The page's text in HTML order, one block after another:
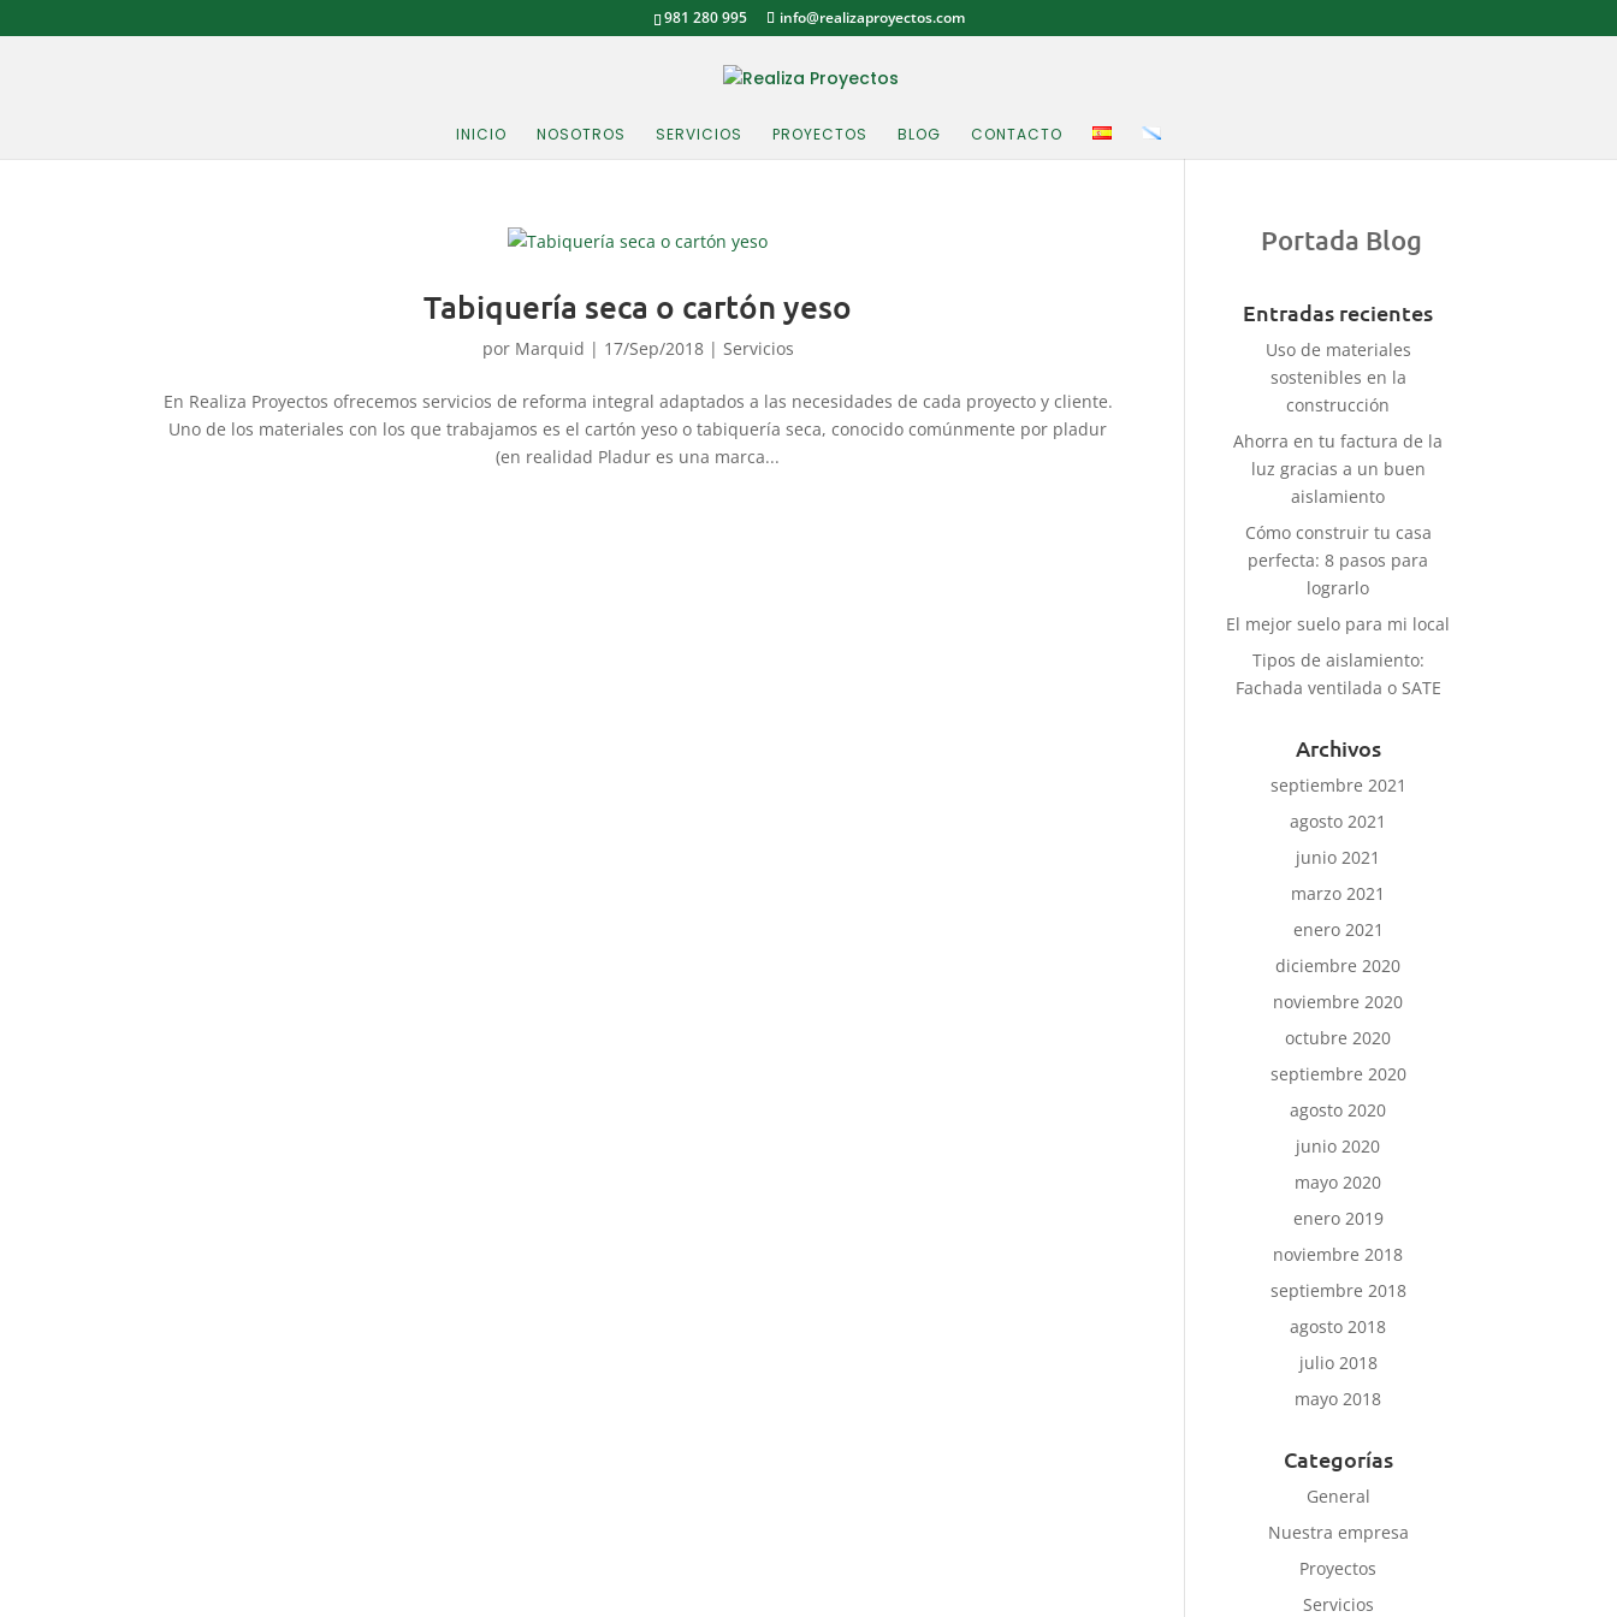
981 280 995 info@realizaproyectos.com
INICIO NOSOTROS SERVICIOS PROYECTOS BLOG CONTACTO
Tabiquería seca o cartón yeso
por Marquid | 17/Sep/2018| Servicios
En Realiza Proyectos ofrecemos servicios de reforma integral adaptados a las necesidades de cada proyecto y cliente.
Uno de los materiales con los que trabajamos es el cartón yeso o tabiquería seca, conocido comúnmente por pladur
(en realidad Pladur es una marca...
Portada Blog
Entradas recientes
Uso de materiales
sostenibles en la
construcción
Ahorra en tu factura de la
luz gracias a un buen
aislamiento
Cómo construir tu casa
perfecta: 8 pasos para
lograrlo
El mejor suelo para mi local
Tipos de aislamiento:
Fachada ventilada o SATE
Archivos
septiembre 2021
agosto 2021
junio 2021
marzo 2021
enero 2021
diciembre 2020
noviembre 2020
octubre 2020
septiembre 2020
agosto 2020
junio 2020
mayo 2020
enero 2019
noviembre 2018
septiembre 2018
agosto 2018
julio 2018
mayo 2018
Categorías
General
Nuestra empresa
Proyectos
Servicios